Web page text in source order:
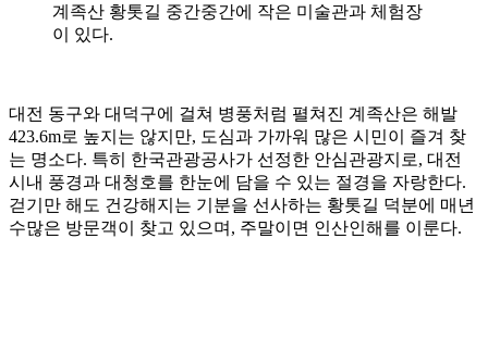
계족산 황톳길 중간중간에 작은 미술관과 체험장
이 있다.
대전 동구와 대덕구에 걸쳐 병풍처럼 펼쳐진 계족산은 해발
423.6m로 높지는 않지만, 도심과 가까워 많은 시민이 즐겨 찾
는 명소다. 특히 한국관광공사가 선정한 안심관광지로, 대전
시내 풍경과 대청호를 한눈에 담을 수 있는 절경을 자랑한다.
걷기만 해도 건강해지는 기분을 선사하는 황톳길 덕분에 매년
수많은 방문객이 찾고 있으며, 주말이면 인산인해를 이룬다.